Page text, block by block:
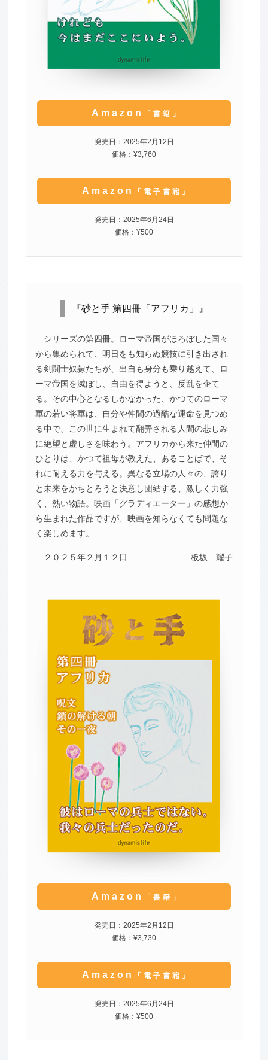
Amazon 「書籍」
発売日：2025年2月12日
価格：¥3,760
Amazon 「電子書籍」
発売日：2025年6月24日
価格：¥500
『砂と手 第四冊「アフリカ」』
シリーズの第四冊。ローマ帝国がほろぼした国々
から集められて、明日をも知らぬ競技に引き出され
る剣闘士奴隷たちが、出自も身分も乗り越えて、ロ
ーマ帝国を滅ぼし、自由を得ようと、反乱を企て
る。その中心となるしかなかった、かつてのローマ
軍の若い将軍は、自分や仲間の過酷な運命を見つめ
る中で、この世に生まれて翻弄される人間の悲しみ
に絶望と虚しさを味わう。アフリカから来た仲間の
ひとりは、かつて祖母が教えた、あることばで、そ
れに耐える力を与える。異なる立場の人々の、誇り
と未来をかちとろうと決意し団結する、激しく力強
く、熱い物語。映画「グラディエーター」の感想か
ら生まれた作品ですが、映画を知らなくても問題な
く楽しめます。
２０２５年２月１２日 板坂 耀子
Amazon 「書籍」
発売日：2025年2月12日
価格：¥3,730
Amazon 「電子書籍」
発売日：2025年6月24日
価格：¥500